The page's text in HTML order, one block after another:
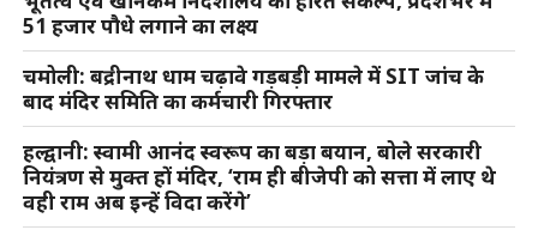
51 हजार पौधे लगाने का लक्ष्य
चमोली: बद्रीनाथ धाम चढ़ावे गड़बड़ी मामले में SIT जांच के
बाद मंदिर समिति का कर्मचारी गिरफ्तार
हल्द्वानी: स्वामी आनंद स्वरूप का बड़ा बयान, बोले सरकारी
नियंत्रण से मुक्त हों मंदिर, ‘राम ही बीजेपी को सत्ता में लाए थे
वही राम अब इन्हें विदा करेंगे’